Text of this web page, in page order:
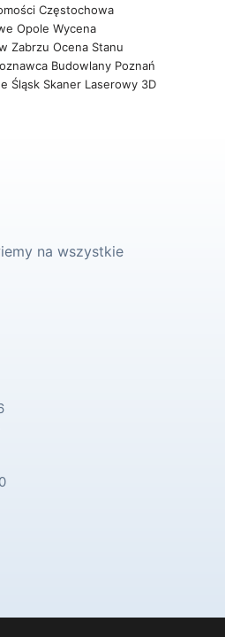
Częstochowa
OpoleWycena
ZabrzuOcena Stanu
Budowlany Poznań
Śląsk Skaner Laserowy 3D
na wszystkie